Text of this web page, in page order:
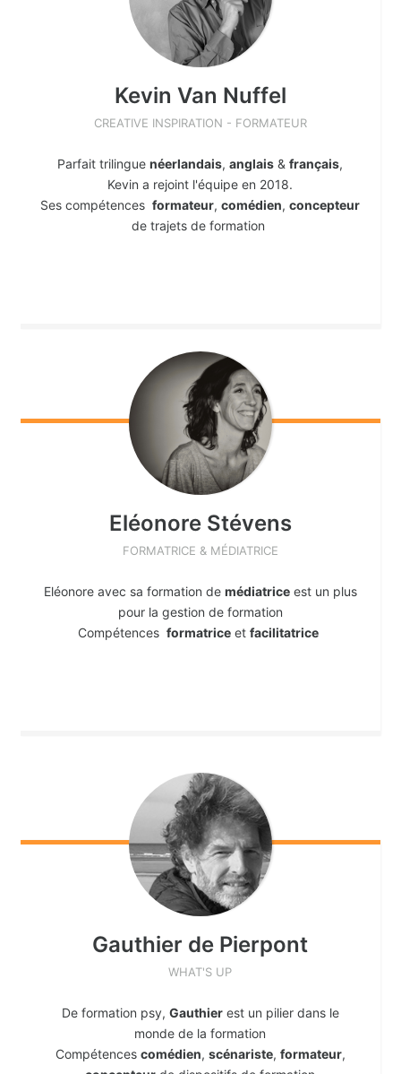
Kevin Van Nuffel
CREATIVE INSPIRATION - FORMATEUR
Parfait trilinguenéerlandais,anglais &français,
Kevin a rejoint l'équipe en 2018.
Ses compétencesformateur,comédien,concepteur
de trajets de formation
Eléonore Stévens
FORMATRICE & MÉDIATRICE
Eléonore avec sa formation de médiatriceest un plus
pour la gestion de formation
Compétencesformatrice etfacilitatrice
Gauthier de Pierpont
WHAT'S UP
De formation psy, Gauthierest un pilier dans le
monde de la formation
Compétences comédien, scénariste, formateur,